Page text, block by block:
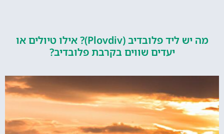
מה יש ליד פלובדיב (Plovdiv)? אילו טיולים או
יעדים שווים בקרבת פלובדיב?